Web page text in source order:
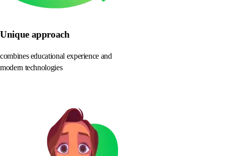
Unique approach
combines educational experience and
modern technologies